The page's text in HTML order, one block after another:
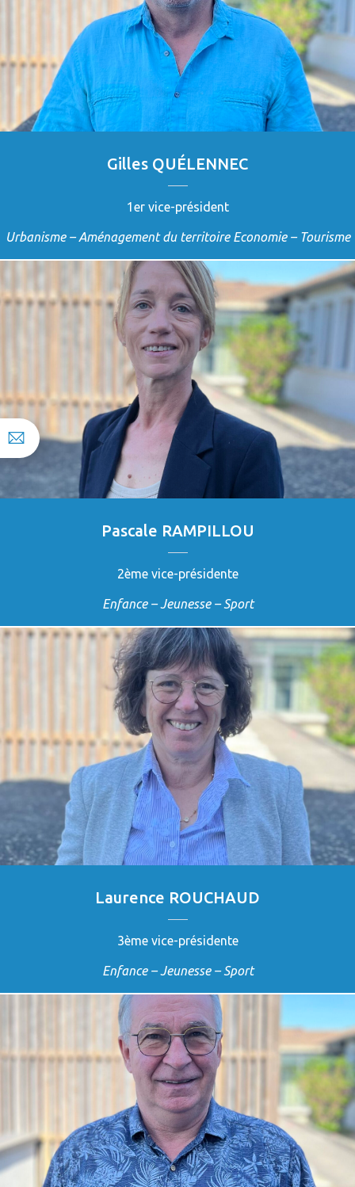
Gilles QUÉLENNEC
1er vice-président
Urbanisme – Aménagement du territoire Economie – Tourisme
Pascale RAMPILLOU
2ème vice-présidente
Enfance – Jeunesse – Sport
Laurence ROUCHAUD
3ème vice-présidente
Enfance – Jeunesse – Sport